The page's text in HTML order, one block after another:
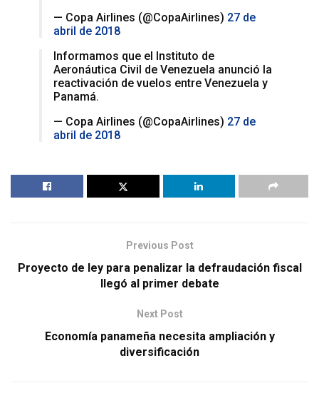
— Copa Airlines (@CopaAirlines) 27 de
abril de 2018
Informamos que el Instituto de
Aeronáutica Civil de Venezuela anunció la
reactivación de vuelos entre Venezuela y
Panamá.
— Copa Airlines (@CopaAirlines) 27 de
abril de 2018
Previous Post
Proyecto de ley para penalizar la defraudación fiscal
llegó al primer debate
Next Post
Economía panameña necesita ampliación y
diversificación